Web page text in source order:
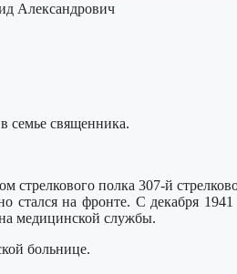
Александрович
семье священника.
полка 307-й
стался на фронте. С декабря
медицинской службы.
больнице.